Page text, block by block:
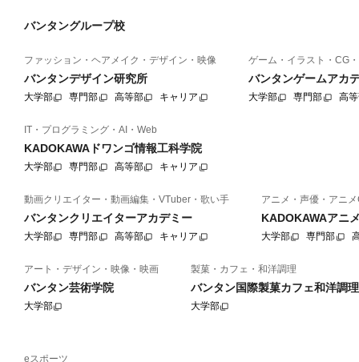
バンタングループ校
ファッション・ヘアメイク・デザイン・映像
バンタンデザイン研究所
大学部 専門部 高等部 キャリア
ゲーム・イラスト・CG
バンタンゲームアカ
大学部 専門部 高
IT・プログラミング・AI・Web
KADOKAWAドワンゴ情報工科学院
大学部 専門部 高等部 キャリア
動画クリエイター・動画編集・VTuber・歌い手
バンタンクリエイターアカデミー
大学部 専門部 高等部 キャリア
アニメ・声優・アニ
KADOKAWAアニ
大学部 専門部
アート・デザイン・映像・映画
バンタン芸術学院
大学部
製菓・カフェ・和洋調理
バンタン国際製菓カフェ和洋調
大学部
eスポーツ